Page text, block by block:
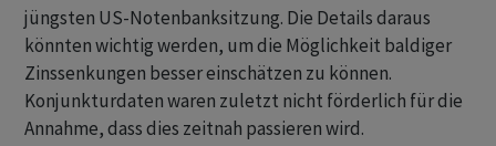
jüngsten US-Notenbanksitzung. Die Details daraus
könnten wichtig werden, um die Möglichkeit baldiger
Zinssenkungen besser einschätzen zu können.
Konjunkturdaten waren zuletzt nicht förderlich für die
Annahme, dass dies zeitnah passieren wird.